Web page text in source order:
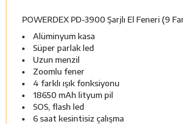
POWERDEX PD-3900 Şarjlı El Feneri (9
Alüminyum kasa
Süper parlak led
Uzun menzil
Zoomlu fener
4 farklı ışık fonksiyonu
18650 mAh lityum pil
SOS, flash led
6 saat kesintisiz çalışma